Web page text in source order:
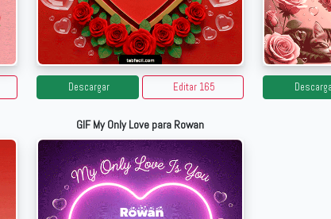
Descargar Editar 165
GIF My Only Love para Rowan